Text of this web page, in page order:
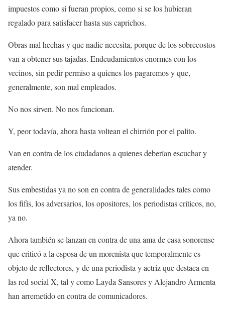
impuestos como si fueran propios, como si se los hubieran
regalado para satisfacer hasta sus caprichos.
Obras mal hechas y que nadie necesita, porque de los sobrecostos
van a obtener sus tajadas. Endeudamientos enormes con los
vecinos, sin pedir permiso a quienes los pagaremos y que,
generalmente, son mal empleados.
No nos sirven. No nos funcionan.
Y, peor todavía, ahora hasta voltean el chirrión por el palito.
Van en contra de los ciudadanos a quienes deberían escuchar y
atender.
Sus embestidas ya no son en contra de generalidades tales como
los fifís, los adversarios, los opositores, los periodistas críticos, no,
ya no.
Ahora también se lanzan en contra de una ama de casa sonorense
que criticó a la esposa de un morenista que temporalmente es
objeto de reflectores, y de una periodista y actriz que destaca en
las red social X, tal y como Layda Sansores y Alejandro Armenta
han arremetido en contra de comunicadores.